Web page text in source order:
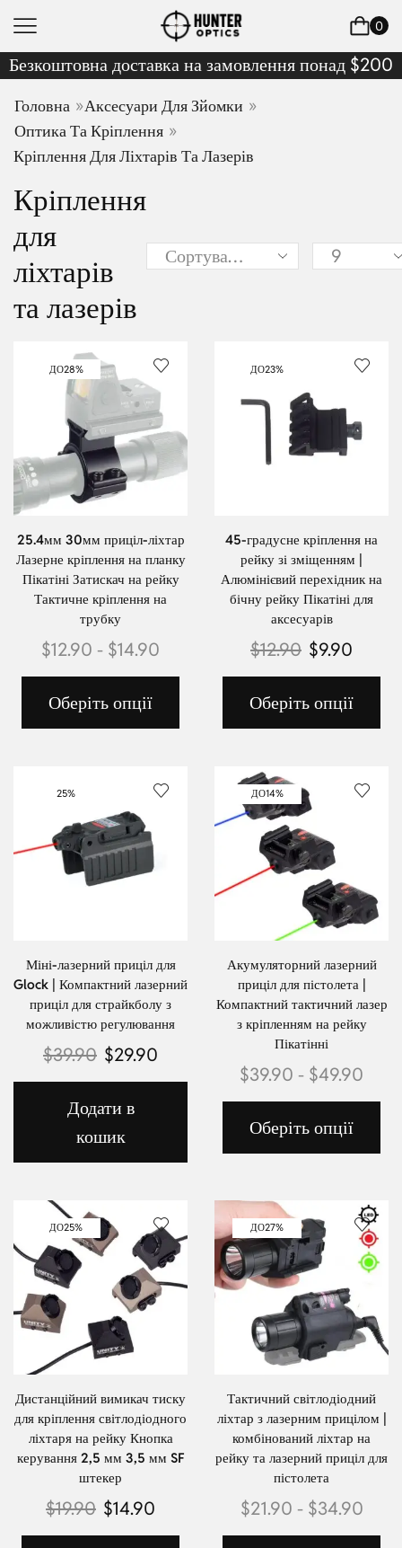
0
Безкоштовна доставка на замовлення понад $200
Головна »Аксесуари Для Зйомки »
Оптика Та Кріплення »
Кріплення Для Ліхтарів Та Лазерів
Кріплення
для
ліхтарів
та лазерів
ДО28%
25.4мм 30мм приціл-ліхтар
Лазерне кріплення на планку
Пікатіні Затискач на рейку
Тактичне кріплення на
трубку
$12.90 - $14.90
Оберіть опції
ДО23%
45-градусне кріплення на
рейку зі зміщенням |
Алюмінієвий перехідник на
бічну рейку Пікатіні для
аксесуарів
$12.90 $9.90
Оберіть опції
25%
Міні-лазерний приціл для
Glock | Компактний лазерний
приціл для страйкболу з
можливістю регулювання
$39.90 $29.90
Додати в
кошик
ДО14%
Акумуляторний лазерний
приціл для пістолета |
Компактний тактичний лазер
з кріпленням на рейку
Пікатінні
$39.90 - $49.90
Оберіть опції
ДО25%
Дистанційний вимикач тиску
для кріплення світлодіодного
ліхтаря на рейку Кнопка
керування 2,5 мм 3,5 мм SF
штекер
$19.90 $14.90
ДО27%
Тактичний світлодіодний
ліхтар з лазерним прицілом |
комбінований ліхтар на
рейку та лазерний приціл для
пістолета
$21.90 - $34.90